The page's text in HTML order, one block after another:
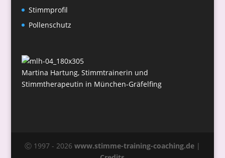
Stimmprofil
Pollenschutz
Martina Hartung, Stimmtrainerin und
Stimmtherapeutin in München-Gräfelfing
Ⓒ 1997 - 2026 www.stimme-training-coaching.de|